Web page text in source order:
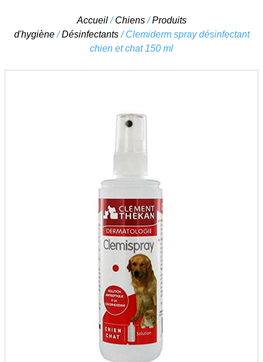
content
Accueil/Chiens/Produits
d'hygiène/Désinfectants/ Clemiderm spray désinfectant
chien et chat 150 ml